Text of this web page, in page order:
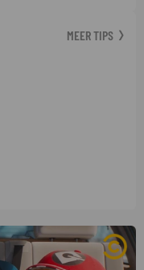
MEER TIPS